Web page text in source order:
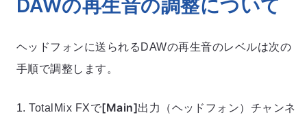
DAWの再生音の調整について
ヘッドフォンに送られるDAWの再生音のレベルは次の
手順で調整します。
1. TotalMix FXで[Main]出力（ヘッドフォン）チャンネ